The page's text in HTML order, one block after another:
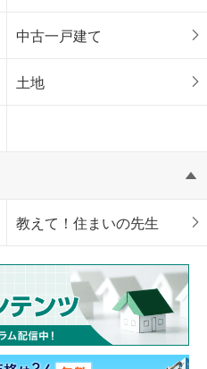
中古一戸建て
土地
教えて！住まいの先生